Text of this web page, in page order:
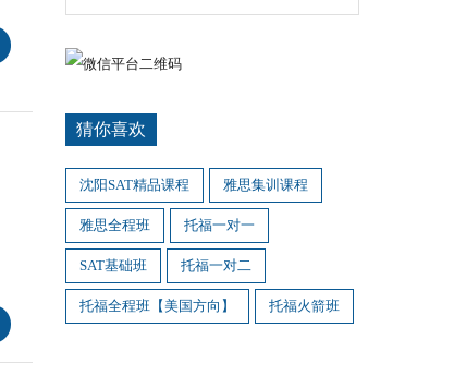
猜你喜欢
沈阳SAT精品课程 雅思集训课程
雅思全程班 托福一对一
SAT基础班 托福一对二
托福全程班【美国方向】 托福火箭班